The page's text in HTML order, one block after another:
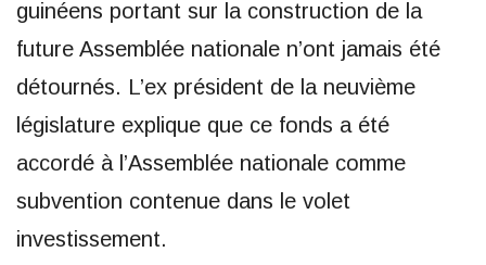
guinéens portant sur la construction de la
future Assemblée nationale n’ont jamais été
détournés. L’ex président de la neuvième
législature explique que ce fonds a été
accordé à l’Assemblée nationale comme
subvention contenue dans le volet
investissement.